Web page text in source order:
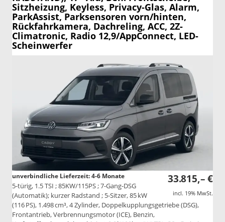
Sitzheizung, Keyless, Privacy-Glas, Alarm,
ParkAssist, Parksensoren vorn/hinten,
Rückfahrkamera, Dachreling, ACC, 2Z-
Climatronic, Radio 12,9/AppConnect, LED-
Scheinwerfer
33.815,– €
incl. 19% MwSt.
unverbindliche Lieferzeit: 4-6 Monate
5-türig, 1.5 TSI ; 85KW/115PS ; 7-Gang-DSG
(Automatik); kurzer Radstand ; 5-Sitzer, 85 kW
(116 PS), 1.498 cm³, 4 Zylinder, Doppelkupplungsgetriebe (DSG),
Frontantrieb, Verbrennungsmotor (ICE), Benzin,